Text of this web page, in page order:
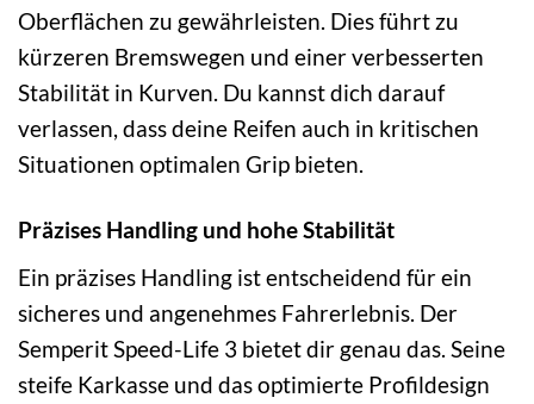
Oberflächen zu gewährleisten. Dies führt zu
kürzeren Bremswegen und einer verbesserten
Stabilität in Kurven. Du kannst dich darauf
verlassen, dass deine Reifen auch in kritischen
Situationen optimalen Grip bieten.
Präzises Handling und hohe Stabilität
Ein präzises Handling ist entscheidend für ein
sicheres und angenehmes Fahrerlebnis. Der
Semperit Speed-Life 3 bietet dir genau das. Seine
steife Karkasse und das optimierte Profildesign